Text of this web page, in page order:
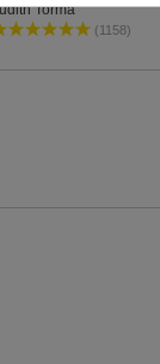
Torma
(1158)